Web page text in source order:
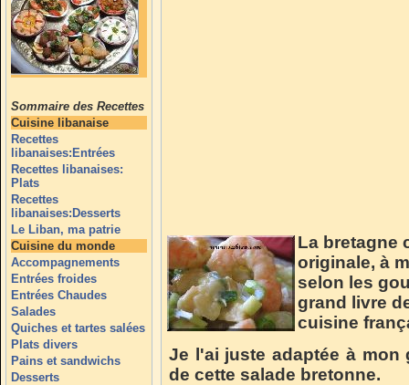
Sommaire des Recettes
Cuisine libanaise
Recettes
libanaises:Entrées
Recettes libanaises:
Plats
Recettes
libanaises:Desserts
Le Liban, ma patrie
Cuisine du monde
Accompagnements
Entrées froides
Entrées Chaudes
Salades
Quiches et tartes salées
Plats divers
Pains et sandwichs
Desserts
La bretagne
originale, à
selon les
grand livre
cuisine
Je l'ai juste adaptée à mon
de cette salade bretonne.